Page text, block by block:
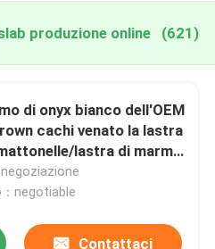
produzione online (621)
di onyx bianco dell'OEM
cachi venato la lastra
lastra di marmo
negoziazione
negotiable
Contattaci